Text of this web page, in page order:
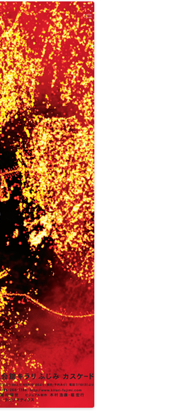
木幡和枝｜ 批評「デレク・ベイリー
と田中泯」
田中泯『私の存在の粒子的部分のす
べてがダンスです』
博報堂 雑誌「広報」2012.9
INTERVIEW BY LUIZ FELIPE REIS
“O GLOBO” JULY 2014 | RIO DE
JANEIRO
山梨日日新聞 2015年元旦版
『REAL KYOTO』 レビュー
ウェブマガジン ダンスエディショ
ン「田中泯『オドリ』インタビュ
ー！」
生き物本来の居方を取り戻す。舞踊
家・田中泯に聞く「カラダ」
国際交流基金 アーティストインタビ
ュー THE JAPAN FOUNDATION
ARTIST INTERVIEW